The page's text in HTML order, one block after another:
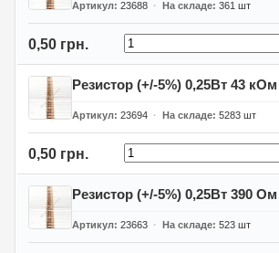
Артикул 23688 На складе 361 шт
0,50 грн.
Резистор (+/-5%) 0,25Вт 43 кОм
Артикул 23694 На складе 5283 шт
0,50 грн.
Резистор (+/-5%) 0,25Вт 390 Ом
Артикул 23663 На складе 523 шт